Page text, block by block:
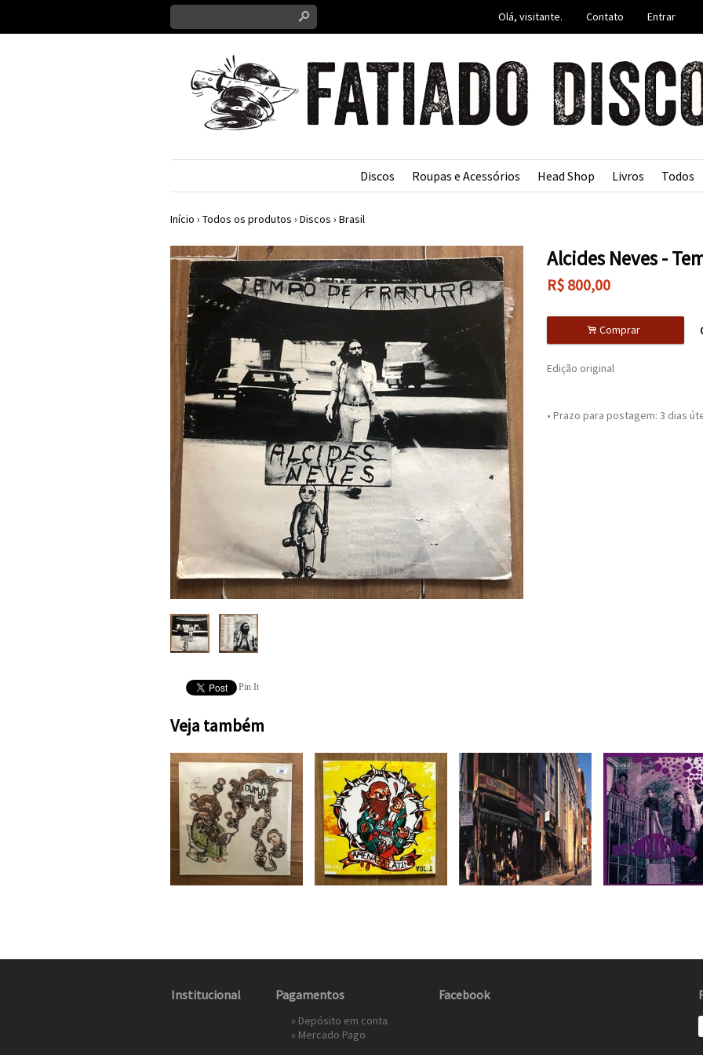
s Olá, visitante. Contato Entrar
Discos Roupas e Acessórios Head Shop Livros Todos
Início › Todos os produtos › Discos › Brasil
Pin It
Alcides Neves -
R$ 800,00
. Comprar
Edição original
• Prazo para postagem: 3 dias
Veja também
Institucional Pagamentos
» Depósito em conta
» Mercado Pago
Facebook